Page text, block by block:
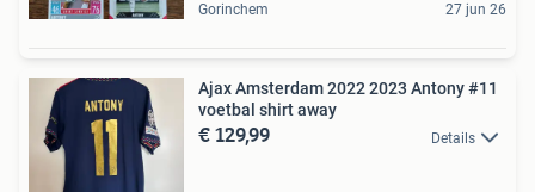
Gorinchem 27 jun 26
Ajax Amsterdam 2022 2023 Antony #11
voetbal shirt away
€ 129,99 Details